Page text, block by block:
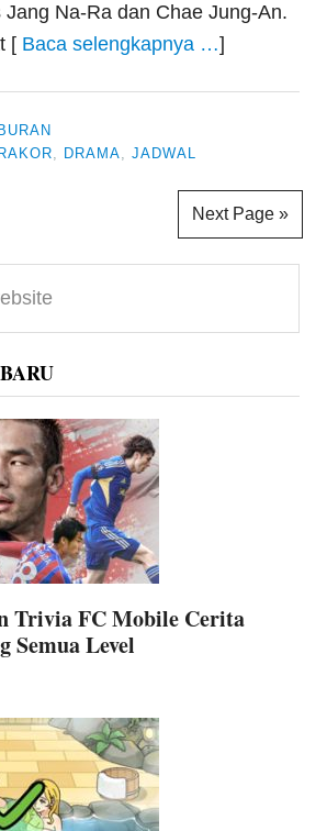
Jang Na-Ra dan Chae Jung-An.
[ Baca selengkapnya …]
DRAMA ,JADWAL
Next Page »
Trivia FC Mobile Cerita
Semua Level